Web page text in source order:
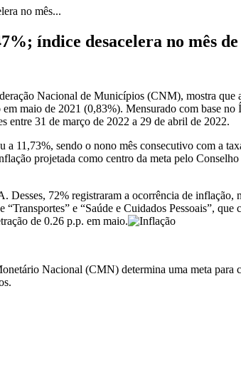
no mês...
índice desacelera no mês
Nacional de Municípios (CNM), mostra que
maio de 2021 (0,83%). Mensurado com base
entre 31 de março de 2022 a 29 de abril de 2022.
11,73%, sendo o nono mês consecutivo com a
projetada como centro da meta pelo
72% registraram a ocorrência de inflação,
e “Saúde e Cuidados Pessoais”,
de 0.26 p.p. em maio.
Nacional (CMN) determina uma meta para